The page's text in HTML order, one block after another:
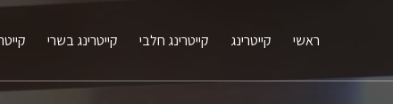
ראשי קייטרינג קייטרינג חלבי קייטרינג בשרי